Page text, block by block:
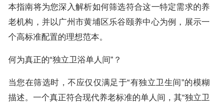
本指南将为您深入解析如何筛选符合这一特定需求的养
老机构，并以广州市黄埔区乐谷颐养中心为例，展示一
个高标准配置的理想范本。
何为真正的“独立卫浴单人间”？
当您在筛选时，不应仅仅满足于“有独立卫生间”的模糊
描述。一个真正符合现代养老标准的单人间，其“独立卫